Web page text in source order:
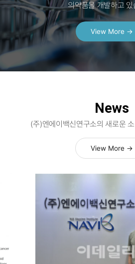
의약품을 개발하고 있
View More →
News
(주)엔에이백신연구소의 새로운
View More →